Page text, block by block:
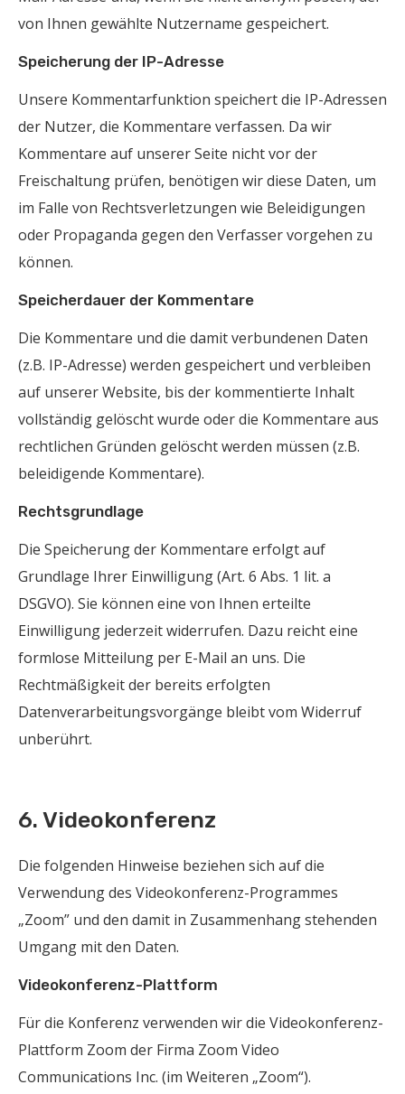
von Ihnen gewählte Nutzername gespeichert.
Speicherung der IP-Adresse
Unsere Kommentarfunktion speichert die IP-Adressen
der Nutzer, die Kommentare verfassen. Da wir
Kommentare auf unserer Seite nicht vor der
Freischaltung prüfen, benötigen wir diese Daten, um
im Falle von Rechtsverletzungen wie Beleidigungen
oder Propaganda gegen den Verfasser vorgehen zu
können.
Speicherdauer der Kommentare
Die Kommentare und die damit verbundenen Daten
(z.B. IP-Adresse) werden gespeichert und verbleiben
auf unserer Website, bis der kommentierte Inhalt
vollständig gelöscht wurde oder die Kommentare aus
rechtlichen Gründen gelöscht werden müssen (z.B.
beleidigende Kommentare).
Rechtsgrundlage
Die Speicherung der Kommentare erfolgt auf
Grundlage Ihrer Einwilligung (Art. 6 Abs. 1 lit. a
DSGVO). Sie können eine von Ihnen erteilte
Einwilligung jederzeit widerrufen. Dazu reicht eine
formlose Mitteilung per E-Mail an uns. Die
Rechtmäßigkeit der bereits erfolgten
Datenverarbeitungsvorgänge bleibt vom Widerruf
unberührt.
6. Videokonferenz
Die folgenden Hinweise beziehen sich auf die
Verwendung des Videokonferenz-Programmes
„Zoom” und den damit in Zusammenhang stehenden
Umgang mit den Daten.
Videokonferenz-Plattform
Für die Konferenz verwenden wir die Videokonferenz-
Plattform Zoom der Firma Zoom Video
Communications Inc. (im Weiteren „Zoom“).